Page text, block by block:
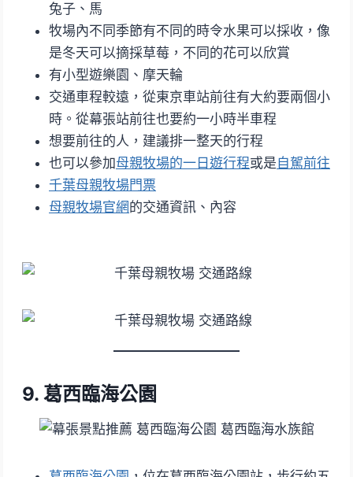
兔子、馬
牧場內不同季節有不同的時令水果可以採收，像
是冬天可以摘採草莓，不同的花可以欣賞
有小型遊樂園、摩天輪
交通車程較遠，從東京車站前往有大約要兩個小
時。從幕張站前往也要約一小時半車程
想要前往的人，建議排一整天的行程
也可以參加母親牧場的一日遊行程或是自駕前往
千葉母親牧場門票
母親牧場官網的交通資訊、內容
9. 葛西臨海公園